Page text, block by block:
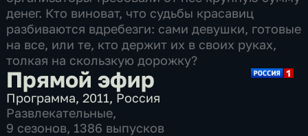
денег. Кто виноват, что судьбы красавиц
разбиваются вдребезги: сами девушки, готовые
на все, или те, кто держит их в своих руках,
толкая на скользкую дорожку?
Прямой эфир
Программа,2011, Россия
Развлекательные,
9 сезонов, 1386 выпусков